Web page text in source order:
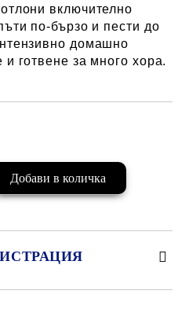
включително
по-бързо и пести до
домашно
и готвене за много хора.